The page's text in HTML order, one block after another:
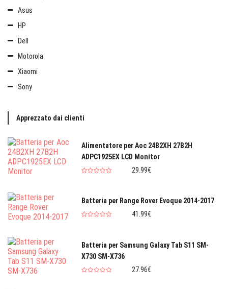
Asus
HP
Dell
Motorola
Xiaomi
Sony
Apprezzato dai clienti
Alimentatore per Aoc 24B2XH 27B2H
ADPC1925EX LCD Monitor
29.99€
Batteria per Range Rover Evoque 2014-2017
41.99€
Batteria per Samsung Galaxy Tab S11 SM-
X730 SM-X736
27.96€